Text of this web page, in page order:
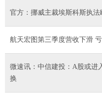
官方：挪威主裁埃斯科斯执
航天宏图第三季度营收下滑
微速讯：中信建投：A股或进
换